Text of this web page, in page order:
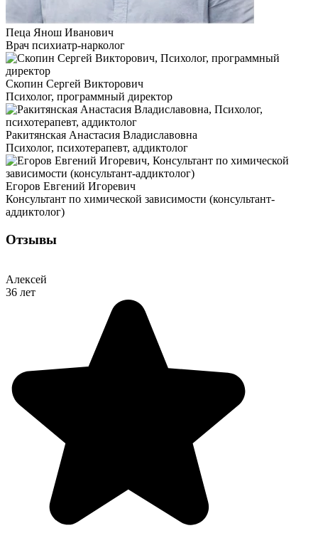
Пеца Янош Иванович
Врач психиатр-нарколог
Скопин Сергей Викторович
Психолог, программный директор
Ракитянская Анастасия Владиславовна
Психолог, психотерапевт, аддиктолог
Егоров Евгений Игоревич
Консультант по химической зависимости (консультант-
аддиктолог)
Отзывы
Алексей
36 лет